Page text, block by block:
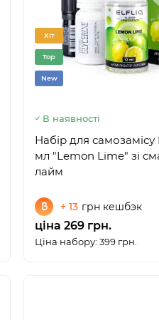
Хіт
Top
New
В наявності
Набір для самозамісу
мл "Lemon Lime" зі
лайм
+ 13 грн кешбэк
ціна 269 грн.
Ціна набору: 399 грн.